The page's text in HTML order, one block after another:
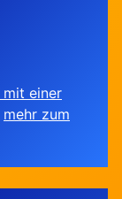
mit einer
mehr zum